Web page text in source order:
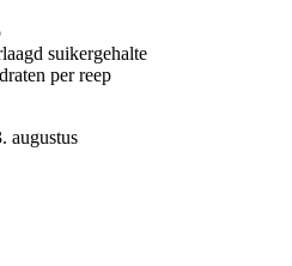
suikergehalte
per reep
augustus